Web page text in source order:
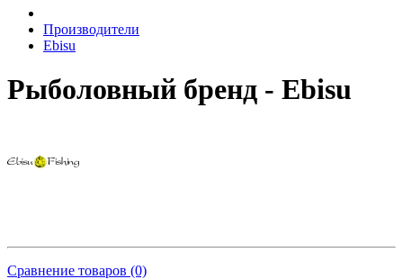
Производители
Ebisu
Рыболовный бренд - Ebisu
Сравнение товаров (0)